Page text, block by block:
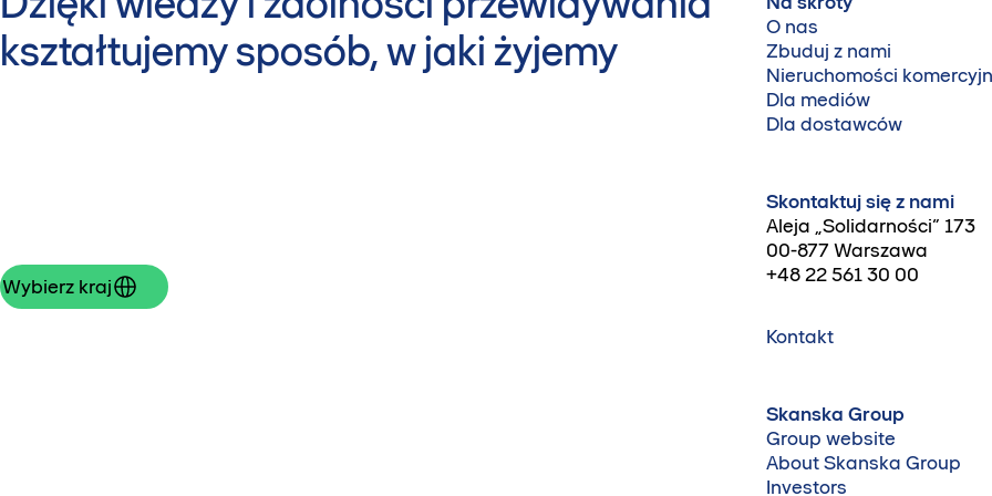
kształtujemy sposób, w jaki żyjemy
Wybierz kraj
O nas
Zbuduj z nami
Nieruchomości
Dla mediów
Dla dostawców
Skontaktuj się z nami
Aleja „Solidarności” 173
00-877 Warszawa
+48 22 561 30 00
Kontakt
Skanska Group
Group website
About Skanska Group
Investors